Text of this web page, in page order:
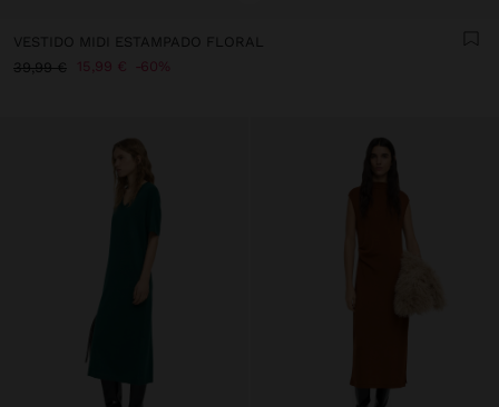
VESTIDO MIDI ESTAMPADO FLORAL
39,99 €
15,99 € 60%